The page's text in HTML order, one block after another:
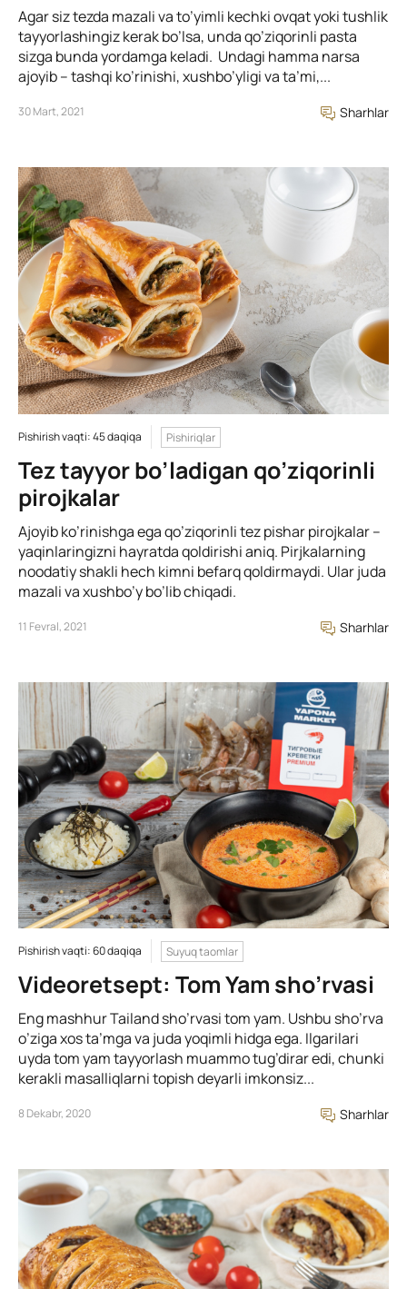
Agar siz tezda mazali va to’yimli kechki ovqat yoki tushlik
tayyorlashingiz kerak bo’lsa, unda qo’ziqorinli pasta
sizga bunda yordamga keladi. Undagi hamma narsa
ajoyib – tashqi ko’rinishi, xushbo’yligi va ta’mi,...
30 Mart, 2021 Sharhlar
Pishirish vaqti: 45 daqiqa Pishiriqlar
Tez tayyor bo’ladigan qo’ziqorinli
pirojkalar
Ajoyib ko’rinishga ega qo’ziqorinli tez pishar pirojkalar –
yaqinlaringizni hayratda qoldirishi aniq. Pirjkalarning
noodatiy shakli hech kimni befarq qoldirmaydi. Ular juda
mazali va xushbo’y bo’lib chiqadi.
11 Fevral, 2021 Sharhlar
Pishirish vaqti: 60 daqiqa Suyuq taomlar
Videoretsept: Tom Yam sho’rvasi
Eng mashhur Tailand sho’rvasi tom yam. Ushbu sho’rva
o’ziga xos ta’mga va juda yoqimli hidga ega. Ilgarilari
uyda tom yam tayyorlash muammo tug’dirar edi, chunki
kerakli masalliqlarni topish deyarli imkonsiz...
8 Dekabr, 2020 Sharhlar